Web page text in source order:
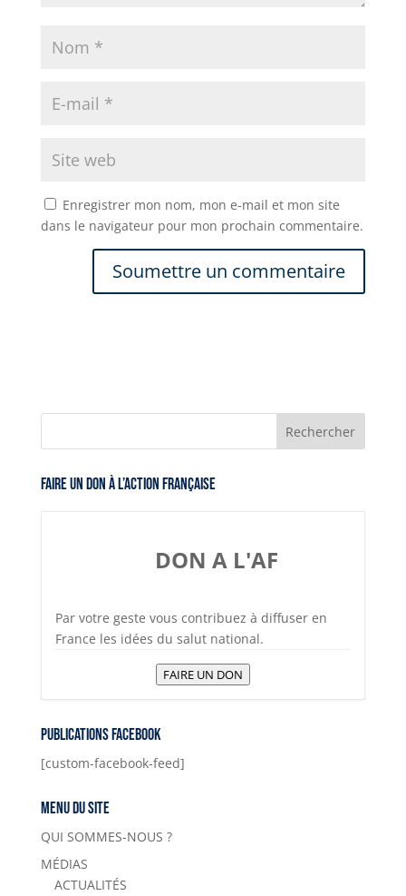
Enregistrer mon nom, mon e-mail et mon site
dans le navigateur pour mon prochain commentaire.
Faire un don à l’Action Française
DON A L'AF
Par votre geste vous contribuez à diffuser en
France les idées du salut national.
FAIRE UN DON
Publications Facebook
[custom-facebook-feed]
Menu du site
QUI SOMMES-NOUS ?
MÉDIAS
ACTUALITÉS